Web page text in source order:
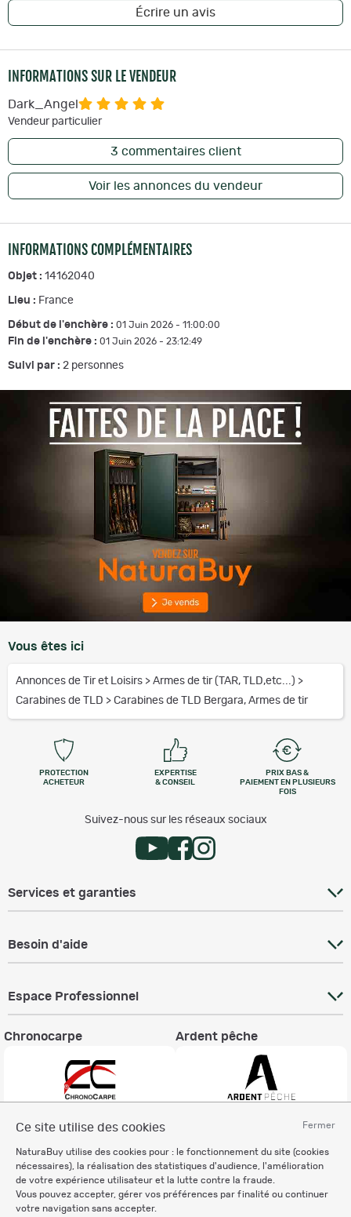
Fermer
Ce site utilise des cookies
NaturaBuy utilise des cookies pour : le fonctionnement du site (cookies
nécessaires), la réalisation des statistiques d'audience, l'amélioration
de votre expérience utilisateur et la lutte contre la fraude.
Vous pouvez accepter, gérer vos préférences par finalité ou continuer
votre navigation sans accepter.
Écrire un avis
INFORMATIONS SUR LE VENDEUR
Dark_Angel
Vendeur particulier
3 commentaires client
Voir les annonces du vendeur
INFORMATIONS COMPLÉMENTAIRES
Objet : 14162040
Lieu : France
Début de l'enchère : 01 Juin 2026 - 11:00:00
Fin de l'enchère : 01 Juin 2026 - 23:12:49
Suivi par : 2 personnes
Vous êtes ici
Annonces de Tir et Loisirs > Armes de tir (TAR, TLD,etc...) >
Carabines de TLD > Carabines de TLD Bergara, Armes de tir
PROTECTION
ACHETEUR
EXPERTISE
& CONSEIL
PRIX BAS &
PAIEMENT EN PLUSIEURS
FOIS
Suivez-nous sur les réseaux sociaux
Services et garanties
Besoin d'aide
Espace Professionnel
Chronocarpe Ardent pêche
Charte éthique
Mentions légales
Règlement & Conditions d'utilisation
Politique de protection